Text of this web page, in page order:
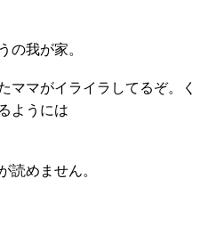
の我が家。
ママがイライラしてるぞ。く
ようには
読めません。